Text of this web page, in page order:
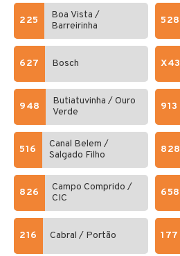
225
Boa Vista /
Barreirinha
528
627 Bosch X43
948
Butiatuvinha / Ouro
Verde
913
516
Canal Belem /
Salgado Filho
828
826
Campo Comprido /
CIC
658
216 Cabral / Portão 177